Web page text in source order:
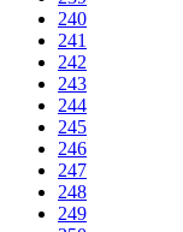
240
241
242
243
244
245
246
247
248
249